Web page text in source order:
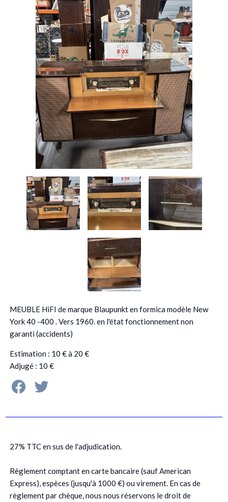
MEUBLE HiFI de marque Blaupunkt en formica modèle New
York 40 -400 . Vers 1960. en l'état fonctionnement non
garanti (accidents)
Estimation : 10 € à 20 €
Adjugé : 10 €
27% TTC en sus de l'adjudication.
Règlement comptant en carte bancaire (sauf American
Express), espèces (jusqu'à 1000 €) ou virement. En cas de
règlement par chèque, nous nous réservons le droit de